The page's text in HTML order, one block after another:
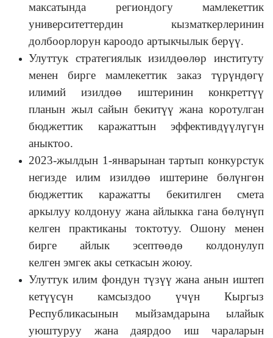
максатында региондогу мамлекеттик
университеттердин кызматкерлеринин
долбоорлорун кароодо артыкчылык берүү.
Улуттук стратегиялык изилдөөлөр институту
менен бирге мамлекеттик заказ түрүндөгү
илимий изилдөө иштеринин конкреттүү
планын жыл сайын бекитүү жана коротулган
бюджеттик каражаттын эффективдүүлүгүн
аныктоо.
2023-жылдын 1-январынан тартып конкурстук
негизде илим изилдөө иштерине бөлүнгөн
бюджеттик каражатты бекитилген смета
аркылуу колдонуу жана айлыкка гана бөлүнүп
келген практиканы токтотуу. Ошону менен
бирге айлык эсептөөдө колдонулуп
келген эмгек акы сеткасын жоюу.
Улуттук илим фондун түзүү жана анын иштеп
кетүүсүн камсыздоо үчүн Кыргыз
Республикасынын мыйзамдарына ылайык
уюштуруу жана даярдоо иш чараларын